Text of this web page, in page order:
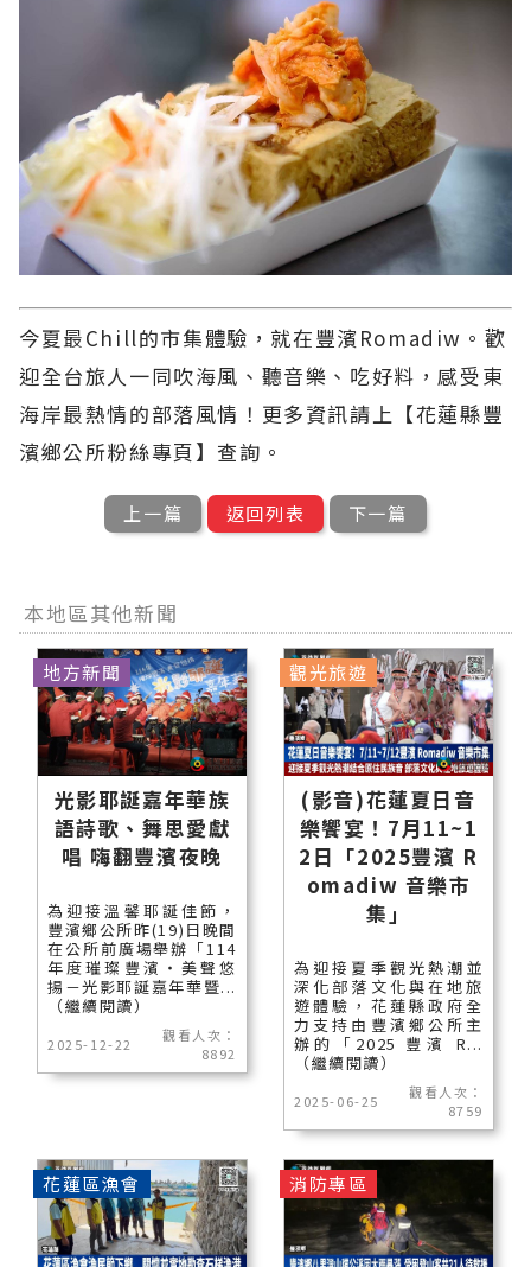
今夏最Chill的市集體驗，就在豐濱Romadiw。歡
迎全台旅人一同吹海風、聽音樂、吃好料，感受東
海岸最熱情的部落風情！更多資訊請上【花蓮縣豐
濱鄉公所粉絲專頁】查詢。
上一篇 返回列表 下一篇
本地區其他新聞
光影耶誕嘉年華族
語詩歌、舞思愛獻
唱 嗨翻豐濱夜晚
為迎接溫馨耶誕佳節，
豐濱鄉公所昨(19)日晚間
在公所前廣場舉辦「114
年度璀璨豐濱‧美聲悠
揚－光影耶誕嘉年華暨...
（繼續閱讀）
2025-12-22
觀看人次：
8892
地方新聞
(影音)花蓮夏日音
樂饗宴！7月11~1
2日「2025豐濱 R
omadiw 音樂市
集」
為迎接夏季觀光熱潮並
深化部落文化與在地旅
遊體驗，花蓮縣政府全
力支持由豐濱鄉公所主
辦的「2025 豐濱 R...
（繼續閱讀）
2025-06-25
觀看人次：
8759
觀光旅遊
花蓮區漁會 消防專區